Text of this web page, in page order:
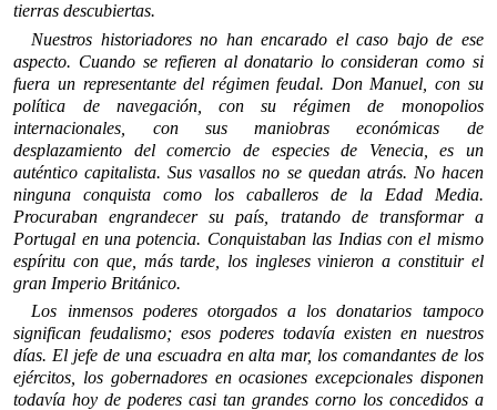
tierras descubiertas.
Nuestros historiadores no han encarado el caso bajo de ese
aspec­to. Cuando se refieren al donatario lo consideran como si
fuera un representante del régimen feudal. Don Manuel, con su
política de navegación, con su régimen de monopolios
internacionales, con sus maniobras económicas de
desplazamiento del comercio de especies de Venecia, es un
auténtico capitalista. Sus vasallos no se quedan atrás. No hacen
ninguna conquista como los caballeros de la Edad Media.
Procuraban engrandecer su país, tratando de transformar a
Portugal en una potencia. Conquistaban las Indias con el mismo
espíritu con que, más tarde, los ingleses vinieron a constituir el
gran Imperio Británico.
Los inmensos poderes otorgados a los donatarios tampoco
signifi­can feudalismo; esos poderes todavía existen en nuestros
días. El jefe de una escuadra en alta mar, los comandantes de los
ejércitos, los gobernadores en ocasiones excepcionales disponen
todavía hoy de poderes casi tan grandes corno los concedidos a